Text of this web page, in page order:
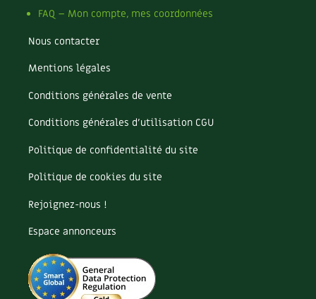
FAQ – Mon compte, mes coordonnées
Nous contacter
Mentions légales
Conditions générales de vente
Conditions générales d’utilisation CGU
Politique de confidentialité du site
Politique de cookies du site
Rejoignez-nous !
Espace annonceurs